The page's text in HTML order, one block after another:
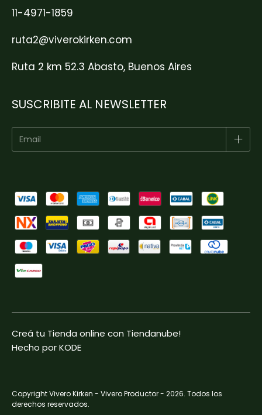
11-4971-1859
ruta2@viverokirken.com
Ruta 2 km 52.3 Abasto, Buenos Aires
SUSCRIBITE AL NEWSLETTER
Creá tu Tienda online con Tiendanube!
Hecho por KODE
Copyright Vivero Kirken - Vivero Productor - 2026. Todos los
derechos reservados.